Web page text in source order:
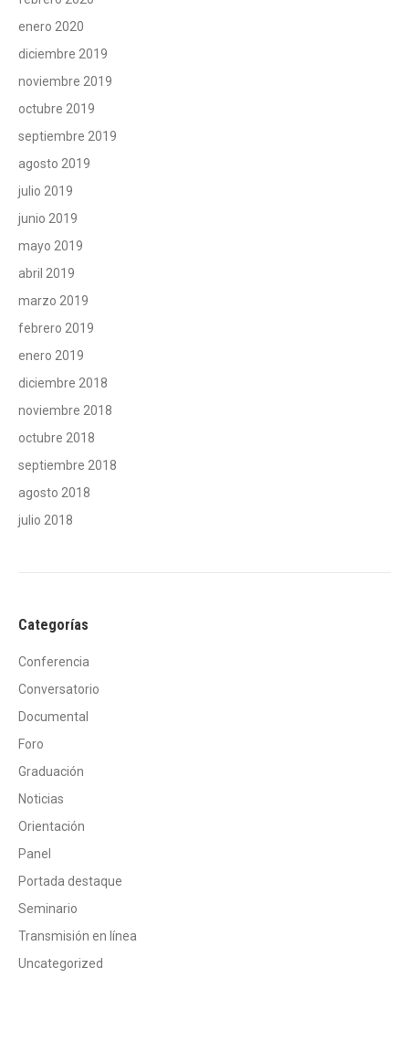
enero 2020
diciembre 2019
noviembre 2019
octubre 2019
septiembre 2019
agosto 2019
julio 2019
junio 2019
mayo 2019
abril 2019
marzo 2019
febrero 2019
enero 2019
diciembre 2018
noviembre 2018
octubre 2018
septiembre 2018
agosto 2018
julio 2018
Categorías
Conferencia
Conversatorio
Documental
Foro
Graduación
Noticias
Orientación
Panel
Portada destaque
Seminario
Transmisión en línea
Uncategorized